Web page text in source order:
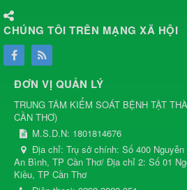
CHÚNG TÔI TRÊN MẠNG XÃ HỘI
ĐƠN VỊ QUẢN LÝ
TRUNG TÂM KIỂM SOÁT BỆNH TẬT
CẦN THƠ)
M.S.D.N: 1801814676
Địa chỉ: Trụ sở chính: Số 400
An Bình, TP Cần Thơ/ Địa chỉ 2: Số 01
Kiều, TP Cần Thơ